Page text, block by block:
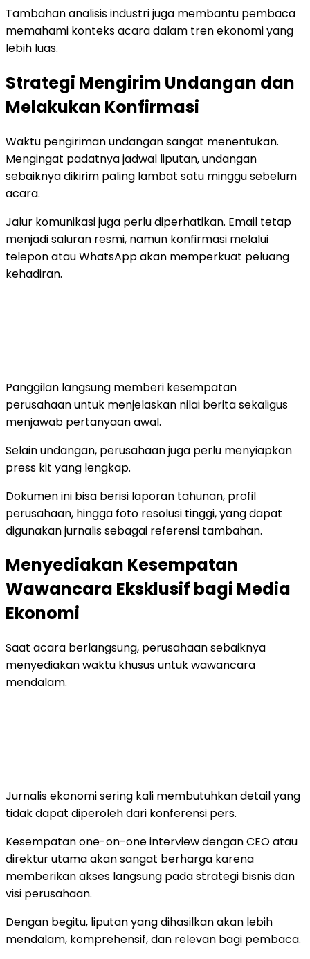
Tambahan analisis industri juga membantu pembaca
memahami konteks acara dalam tren ekonomi yang
lebih luas.
Strategi Mengirim Undangan dan
Melakukan Konfirmasi
Waktu pengiriman undangan sangat menentukan.
Mengingat padatnya jadwal liputan, undangan
sebaiknya dikirim paling lambat satu minggu sebelum
acara.
Jalur komunikasi juga perlu diperhatikan. Email tetap
menjadi saluran resmi, namun konfirmasi melalui
telepon atau WhatsApp akan memperkuat peluang
kehadiran.
Panggilan langsung memberi kesempatan
perusahaan untuk menjelaskan nilai berita sekaligus
menjawab pertanyaan awal.
Selain undangan, perusahaan juga perlu menyiapkan
press kit yang lengkap.
Dokumen ini bisa berisi laporan tahunan, profil
perusahaan, hingga foto resolusi tinggi, yang dapat
digunakan jurnalis sebagai referensi tambahan.
Menyediakan Kesempatan
Wawancara Eksklusif bagi Media
Ekonomi
Saat acara berlangsung, perusahaan sebaiknya
menyediakan waktu khusus untuk wawancara
mendalam.
Jurnalis ekonomi sering kali membutuhkan detail yang
tidak dapat diperoleh dari konferensi pers.
Kesempatan one-on-one interview dengan CEO atau
direktur utama akan sangat berharga karena
memberikan akses langsung pada strategi bisnis dan
visi perusahaan.
Dengan begitu, liputan yang dihasilkan akan lebih
mendalam, komprehensif, dan relevan bagi pembaca.